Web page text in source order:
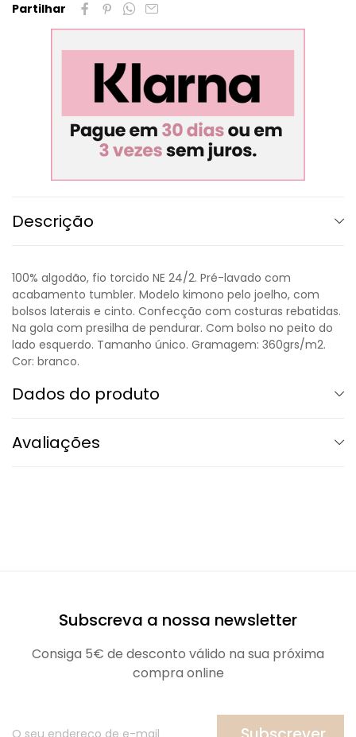
Partilhar
Descrição
100% algodão, fio torcido NE 24/2. Pré-lavado com
acabamento tumbler. Modelo kimono pelo joelho, com
bolsos laterais e cinto. Confecção com costuras rebatidas.
Na gola com presilha de pendurar. Com bolso no peito do
lado esquerdo. Tamanho único. Gramagem: 360grs/m2.
Cor: branco.
Dados do produto
Avaliações
Subscreva a nossa newsletter
Consiga 5€ de desconto válido na sua próxima
compra online